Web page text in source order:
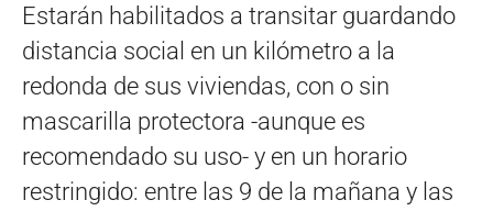
Estarán habilitados a transitar guardando
distancia social en un kilómetro a la
redonda de sus viviendas, con o sin
mascarilla protectora -aunque es
recomendado su uso- y en un horario
restringido: entre las 9 de la mañana y las